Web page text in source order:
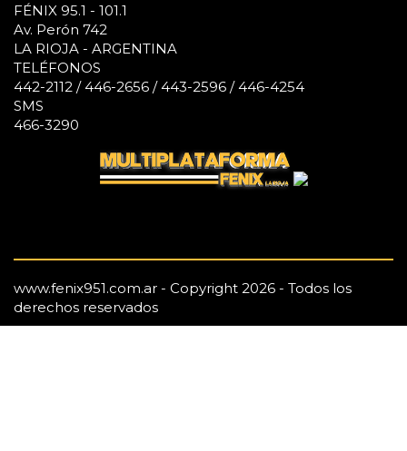
FÉNIX 95.1 - 101.1
Av. Perón 742
LA RIOJA - ARGENTINA
TELÉFONOS
442-2112 / 446-2656 / 443-2596 / 446-4254
SMS
466-3290
www.fenix951.com.ar - Copyright 2026 - Todos los
derechos reservados